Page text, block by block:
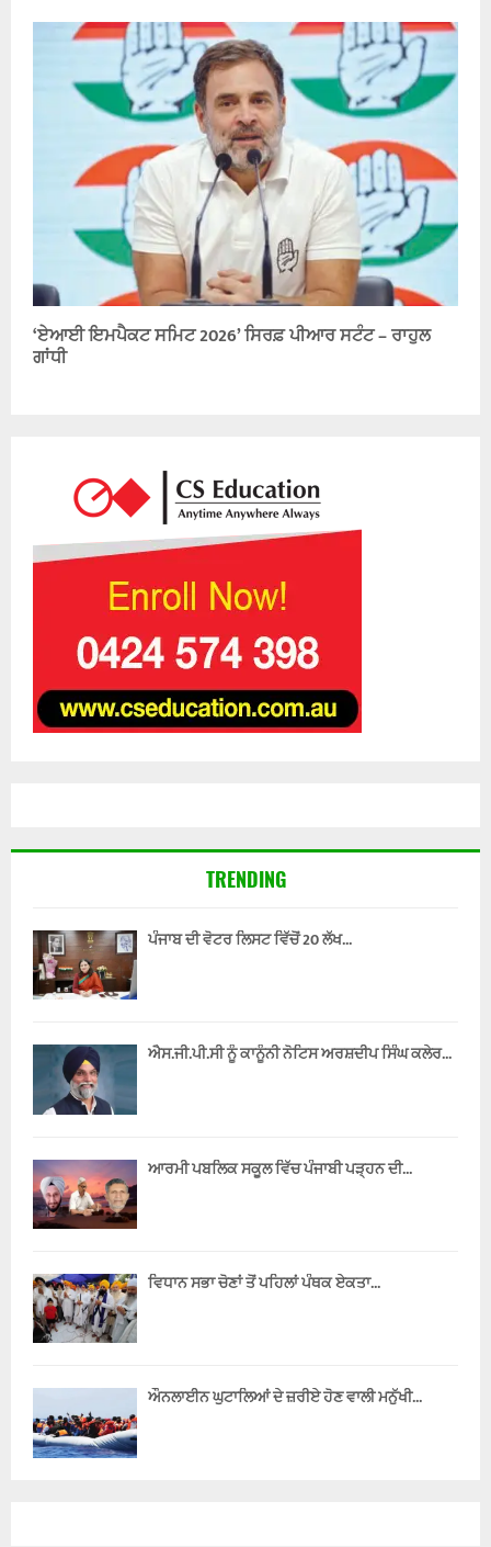
‘ਏਆਈ ਇਮਪੈਕਟ ਸਮਿਟ 2026’ ਸਿਰਫ਼ ਪੀਆਰ ਸਟੰਟ – ਰਾਹੁਲ
ਗਾਂਧੀ
TRENDING
ਪੰਜਾਬ ਦੀ ਵੋਟਰ ਲਿਸਟ ਵਿੱਚੋਂ 20 ਲੱਖ...
ਐਸ.ਜੀ.ਪੀ.ਸੀ ਨੂੰ ਕਾਨੂੰਨੀ ਨੋਟਿਸ ਅਰਸ਼ਦੀਪ ਸਿੰਘ ਕਲੇਰ...
ਆਰਮੀ ਪਬਲਿਕ ਸਕੂਲ ਵਿੱਚ ਪੰਜਾਬੀ ਪੜ੍ਹਨ ਦੀ...
ਵਿਧਾਨ ਸਭਾ ਚੋਣਾਂ ਤੋਂ ਪਹਿਲਾਂ ਪੰਥਕ ਏਕਤਾ...
ਔਨਲਾਈਨ ਘੁਟਾਲਿਆਂ ਦੇ ਜ਼ਰੀਏ ਹੋਣ ਵਾਲੀ ਮਨੁੱਖੀ...